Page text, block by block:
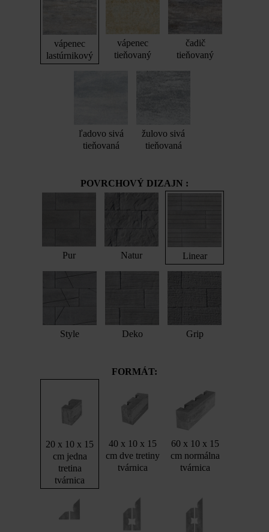
vápenec
lastúrnikový
vápenec
tieňovaný
čadič
tieňovaný
ľadovo sivá
tieňovaná
žulovo sivá
tieňovaná
POVRCHOVÝ DIZAJN :
Pur Natur Linear
Style Deko Grip
FORMÁT:
20 x 10 x 15
cm jedna
tretina
tvárnica
40 x 10 x 15
cm dve tretiny
tvárnica
60 x 10 x 15
cm normálna
tvárnica